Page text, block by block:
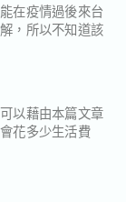
在疫情過後來台
，所以不知道該
以藉由本篇文章
花多少生活費